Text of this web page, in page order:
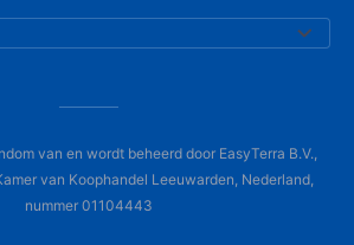
van en wordt beheerd door EasyTerra B.V.,
van Koophandel Leeuwarden, Nederland,
nummer 01104443